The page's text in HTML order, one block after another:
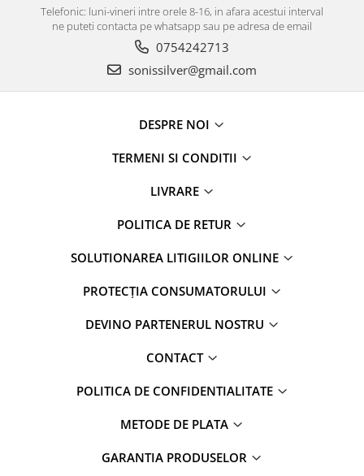
Telefonic: luni-vineri intre orele 8-16, in afara acestui interval
ne puteti contacta pe whatsapp sau pe adresa de email
0754242713
sonissilver@gmail.com
DESPRE NOI
TERMENI SI CONDITII
LIVRARE
POLITICA DE RETUR
SOLUTIONAREA LITIGIILOR ONLINE
PROTECȚIA CONSUMATORULUI
DEVINO PARTENERUL NOSTRU
CONTACT
POLITICA DE CONFIDENTIALITATE
METODE DE PLATA
GARANTIA PRODUSELOR